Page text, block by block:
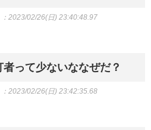
：2023/02/26(日) 23:40:48.97
って少ないななぜだ？
：2023/02/26(日) 23:42:35.68